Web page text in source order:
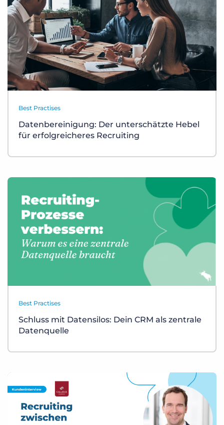
Best Practises
Datenbereinigung: Der unterschätzte Hebel
für erfolgreicheres Recruiting
Best Practises
Schluss mit Datensilos: Dein CRM als zentrale
Datenquelle